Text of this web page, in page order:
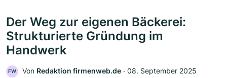
Der Weg zur eigenen Bäckerei:
Strukturierte Gründung im
Handwerk
FW Von Redaktion firmenweb.de ‧ 08. September 2025